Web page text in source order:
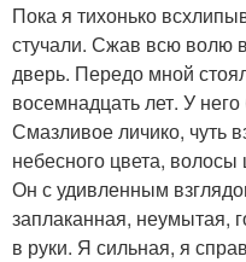
Пока я тихонько
стучали. Сжав всю волю
дверь. Передо мной
восемнадцать лет. У
Смазливое личико, чуть
небесного цвета,
Он с удивленным
заплаканная, неумытая,
в руки. Я сильная, я